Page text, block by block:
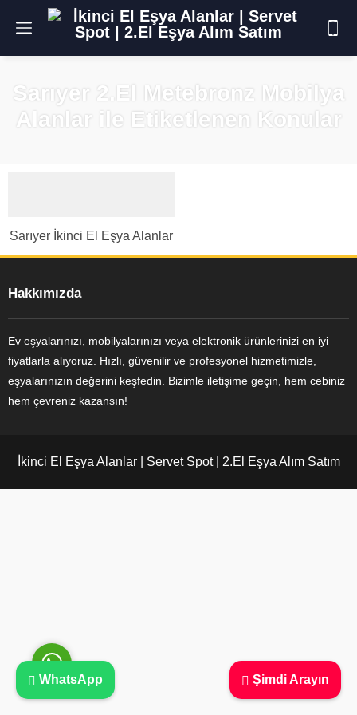
Sarıyer 2.El Metebronz Mobilya
Alanlar ile Etiketlenen Konular
Sarıyer İkinci El Eşya Alanlar
Hakkımızda
Ev eşyalarınızı, mobilyalarınızı veya elektronik ürünlerinizi en iyi
fiyatlarla alıyoruz. Hızlı, güvenilir ve profesyonel hizmetimizle,
eşyalarınızın değerini keşfedin. Bizimle iletişime geçin, hem cebiniz
hem çevreniz kazansın!
İkinci El Eşya Alanlar | Servet Spot | 2.El Eşya Alım Satım
Şimdi Arayın
WhatsApp